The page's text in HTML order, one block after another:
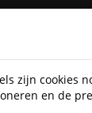
zijn cookies
en de